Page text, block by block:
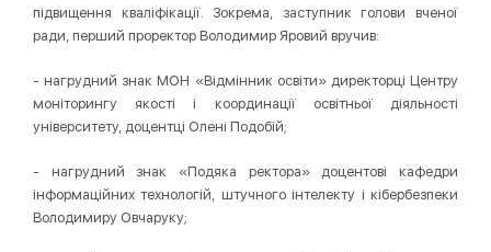
підвищення кваліфікації. Зокрема, заступник голови вченої
ради, перший проректор Володимир Яровий вручив:
- нагрудний знак МОН «Відмінник освіти» директорці Центру
моніторингу якості і координації освітньої діяльності
університету, доцентці Олені Подобій;
- нагрудний знак «Подяка ректора» доцентові кафедри
інформаційних технологій, штучного інтелекту і кібербезпеки
Володимиру Овчаруку;